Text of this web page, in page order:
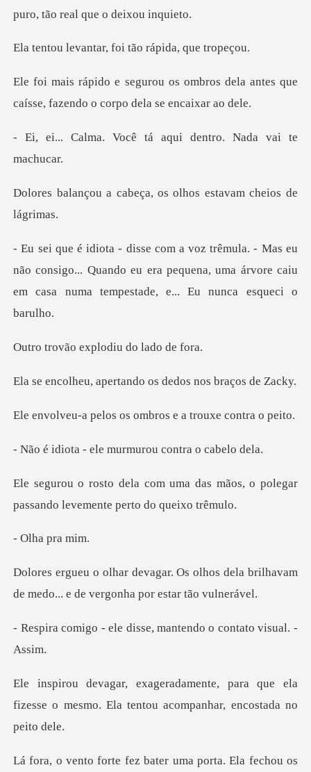
puro,
tar, foi tão ráp
mbros dela antes que
caísse, fazen
ocê tá aqui dentro.
beça, os olhos estava
u
não consigo... Quando eu era pequena, uma árvore caiu
explodiu do
pertando os dedos
s os ombros e a tro
ele murmurou cont
das mãos, o polegar
passando le
a pra
olhos dela brilhavam
de medo... e d
e disse, mantendo o c
para que ela
fizesse o mesmo. Ela tent
ez bater uma porta. Ela